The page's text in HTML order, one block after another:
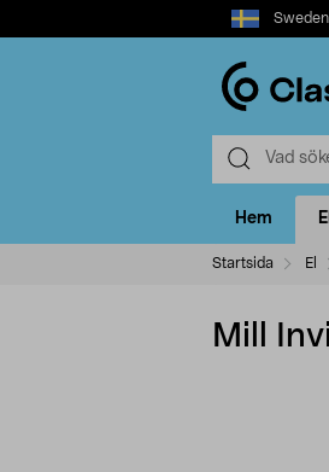
Select
market
Sweden
Hem El
Startsida El
Mill